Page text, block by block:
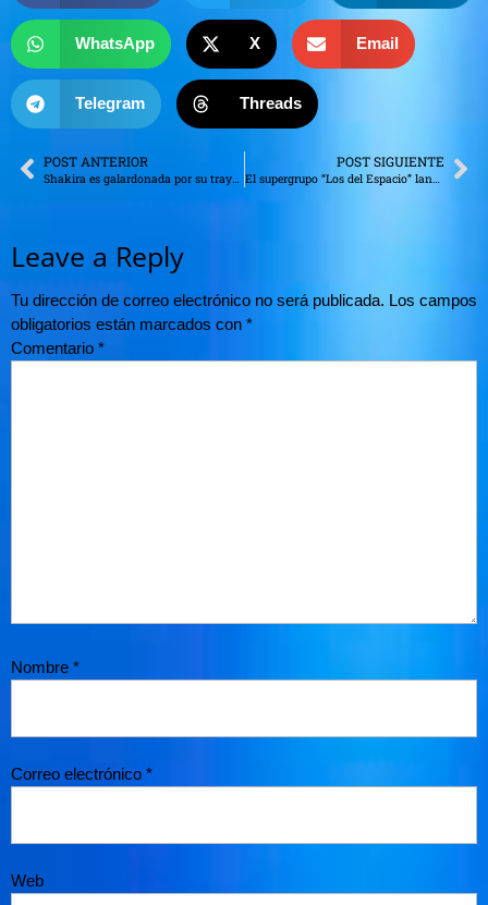
WhatsApp X Email
Telegram Threads
POST ANTERIOR
Shakira es galardonada por su trayectoria y labor social en la música urbana
POST SIGUIENTE
El supergrupo “Los del Espacio” lanza una colaboración que rompe récords en streaming
Leave a Reply
Tu dirección de correo electrónico no será publicada. Los campos
obligatorios están marcados con *
Comentario *
Nombre *
Correo electrónico *
Web